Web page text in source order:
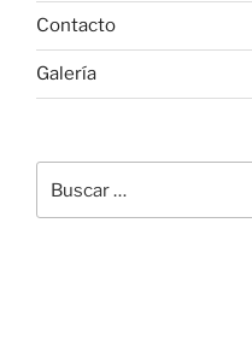
Contacto
Galería
por: